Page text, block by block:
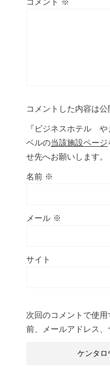
コメントした内容は公
『ビジネスホテル や
ベルの当該施設ページ
せ先へお願いします。
名前 ※
メール ※
サイト
次回のコメントで使
前、メールアドレス、